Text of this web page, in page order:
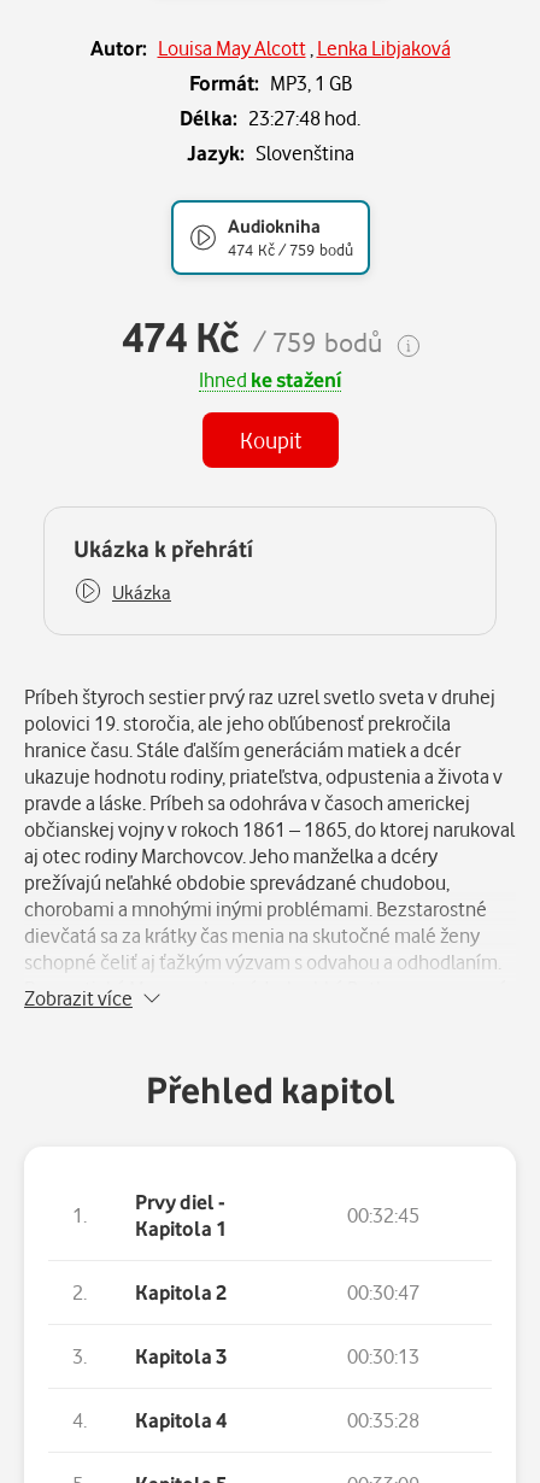
Autor: Louisa May Alcott, Lenka Libjaková
Formát: MP3, 1 GB
Délka: 23:27:48 hod.
Jazyk: Slovenština
Audiokniha
474 Kč / 759 bodů
474 Kč / 759 bodů
Ihned ke stažení
Koupit
Některé kapitoly již máte zakoupeny.
Ukázka k přehrátí
Ukázka
Popis
Príbeh štyroch sestier prvý raz uzrel svetlo sveta v druhej
polovici 19. storočia, ale jeho obľúbenosť prekročila
hranice času. Stále ďalším generáciám matiek a dcér
ukazuje hodnotu rodiny, priateľstva, odpustenia a života v
pravde a láske. Príbeh sa odohráva v časoch americkej
občianskej vojny v rokoch 1861 – 1865, do ktorej narukoval
aj otec rodiny Marchovcov. Jeho manželka a dcéry
prežívajú neľahké obdobie sprevádzané chudobou,
chorobami a mnohými inými problémami. Bezstarostné
dievčatá sa za krátky čas menia na skutočné malé ženy
schopné čeliť aj ťažkým výzvam s odvahou a odhodlaním.
Romantická Meg, neskrotná Jo, krehká Beth a rozmaznaná
Amy sú hrdinkami z mäsa a kostí, ktoré inšpirovali milióny
Zobrazit více
Přehled kapitol
1.
Prvy diel -
Kapitola 1
00:32:45
2. Kapitola 2 00:30:47
3. Kapitola 3 00:30:13
4. Kapitola 4 00:35:28